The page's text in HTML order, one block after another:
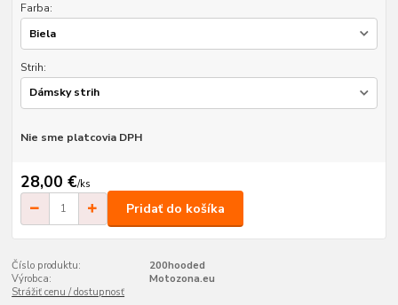
Farba:
Strih:
Nie sme platcovia DPH
28,00 €/ks
Pridať do košíka
Číslo produktu:
200hooded
Výrobca:
Motozona.eu
Strážiť cenu / dostupnosť